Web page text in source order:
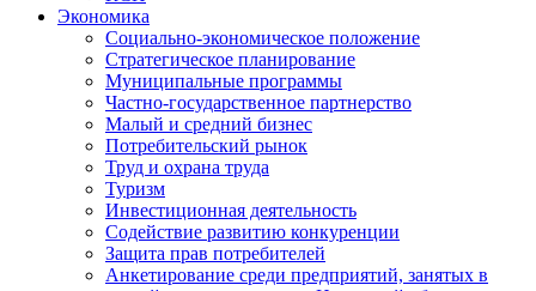
Экономика
Социально-экономическое положение
Стратегическое планирование
Муниципальные программы
Частно-государственное партнерство
Малый и средний бизнес
Потребительский рынок
Труд и охрана труда
Туризм
Инвестиционная деятельность
Содействие развитию конкуренции
Защита прав потребителей
Анкетирование среди предприятий, занятых в